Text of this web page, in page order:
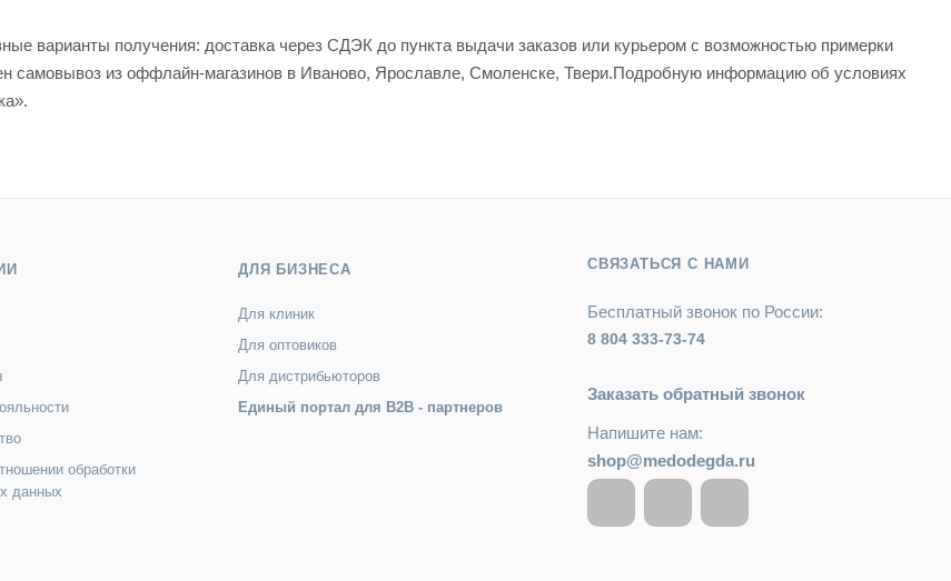
варианты получения: доставка через СДЭК до пункта выдачи заказов или курьером с возможностью примерки
самовывоз из оффлайн-магазинов в Иваново, Ярославле, Смоленске, Твери.Подробную информацию об условиях
обработки
данных
ДЛЯ БИЗНЕСА
Для клиник
Для оптовиков
Для дистрибьюторов
Единый портал для B2B - партнеров
СВЯЗАТЬСЯ С НАМИ
Бесплатный звонок по России:
8 804 333-73-74
Заказать обратный звонок
Напишите нам:
shop@medodegda.ru